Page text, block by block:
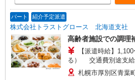
パート 紹介予定派遣
株式会社トラストグロース 北海道支社
高齢者施設での調理
【派遣時給】
る） 交通費別途支給 【紹介後】パート 時
給：1,075円〜
交通費実費支給（上
札幌市厚別区青葉